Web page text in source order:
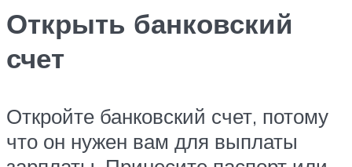
Открыть банковский
счет
Откройте банковский счет, потому
что он нужен вам для выплаты